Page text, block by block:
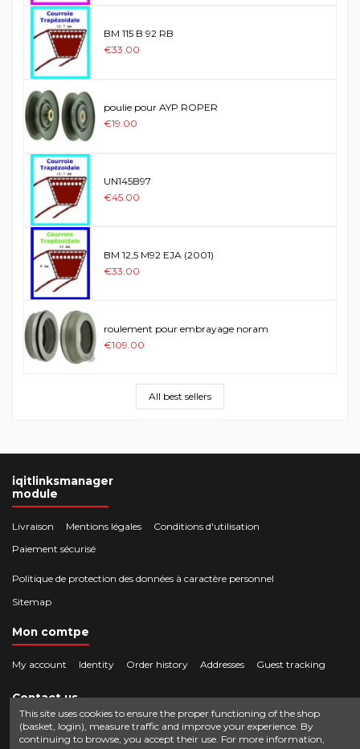
BM 115 B 92 RB
€33.00
poulie pour AYP ROPER
€19.00
UN145B97
€45.00
BM 12,5 M92 EJA (2001)
€33.00
roulement pour embrayage noram
€109.00
All best sellers
iqitlinksmanager
module
Livraison Mentions légales
Conditions d'utilisation
Paiement sécurisé
Politique de protection des données à caractère personnel
Sitemap
Mon comtpe
My account Identity Order history Addresses Guest tracking
Contact us
Crocbois-motoculture.com
50 route de Villefort 48800 Pied-de-Borne
0624436257
This site uses cookies to ensure the proper functioning of the shop
(basket, login), measure traffic and improve your experience. By
continuing to browse, you accept their use. For more information,